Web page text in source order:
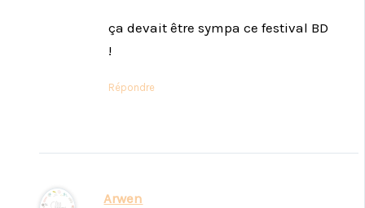
ça devait être sympa ce festival BD
!
Répondre
Arwen